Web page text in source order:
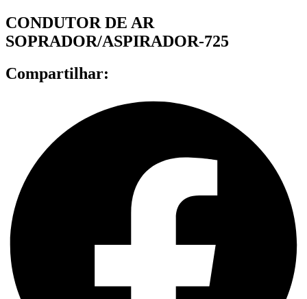
CONDUTOR DE AR
SOPRADOR/ASPIRADOR-725
Compartilhar: